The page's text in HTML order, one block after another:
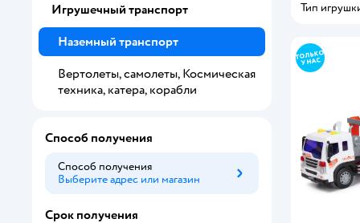
Тип
Игрушечный транспорт
Наземный транспорт
Вертолеты, самолеты, Космическая
техника, катера, корабли
Способ получения
Способ получения
Выберите адрес или магазин
Способ получения
Срок получения